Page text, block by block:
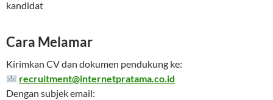
kandidat
Cara Melamar
Kirimkan CV dan dokumen pendukung ke:
recruitment@internetpratama.co.id
Dengan subjek email: